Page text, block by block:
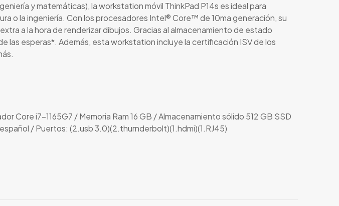
y matemáticas), la workstation móvil ThinkPad P14s es ideal para
o la ingeniería. Con los procesadores Intel® Core™ de 10ma generación, su
a la hora de renderizar dibujos. Gracias al almacenamiento de estado
las esperas*. Además, esta workstation incluye la certificación ISV de los
Core i7-1165G7 / Memoria Ram 16 GB / Almacenamiento sólido 512 GB SSD
/ Puertos: (2.usb 3.0)(2.thurnderbolt)(1.hdmi)(1.RJ45)